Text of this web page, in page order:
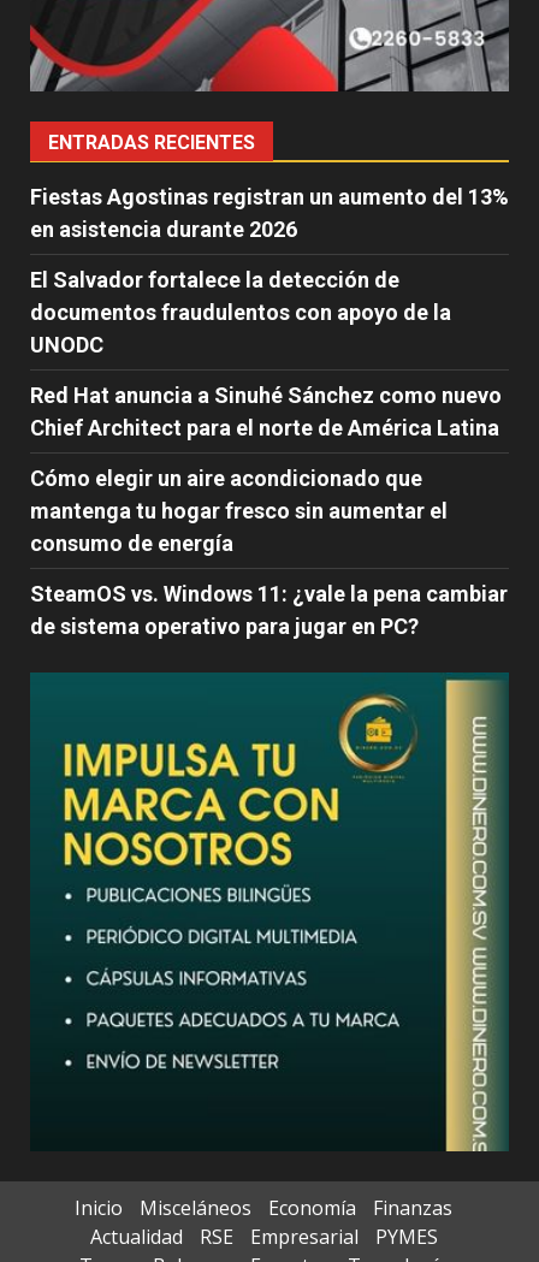
ENTRADAS RECIENTES
Fiestas Agostinas registran un aumento del 13%
en asistencia durante 2026
El Salvador fortalece la detección de
documentos fraudulentos con apoyo de la
UNODC
Red Hat anuncia a Sinuhé Sánchez como nuevo
Chief Architect para el norte de América Latina
Cómo elegir un aire acondicionado que
mantenga tu hogar fresco sin aumentar el
consumo de energía
SteamOS vs. Windows 11: ¿vale la pena cambiar
de sistema operativo para jugar en PC?
Inicio Misceláneos Economía
Finanzas
Actualidad
RSE Empresarial
PYMES